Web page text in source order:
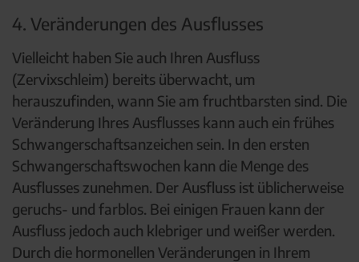
4. Veränderungen des Ausflusses
Vielleicht haben Sie auch Ihren Ausfluss
(Zervixschleim) bereits überwacht, um
herauszufinden, wann Sie am fruchtbarsten sind. Die
Veränderung Ihres Ausflusses kann auch ein frühes
Schwangerschaftsanzeichen sein. In den ersten
Schwangerschaftswochen kann die Menge des
Ausflusses zunehmen. Der Ausfluss ist üblicherweise
geruchs- und farblos. Bei einigen Frauen kann der
Ausfluss jedoch auch klebriger und weißer werden.
Durch die hormonellen Veränderungen in Ihrem